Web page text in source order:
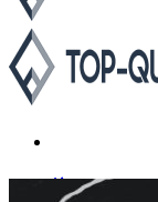
Каталог